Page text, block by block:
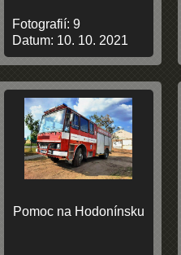
Fotografií:9
Datum: 10. 10. 2021
Pomoc na Hodonínsku